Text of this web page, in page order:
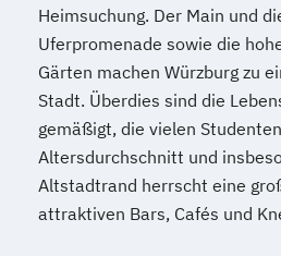
Heimsuchung. Der Main und
Uferpromenade sowie die
Gärten machen Würzburg zu
Stadt. Überdies sind die
gemäßigt, die vielen
Altersdurchschnitt und
Altstadtrand herrscht eine
attraktiven Bars, Cafés und